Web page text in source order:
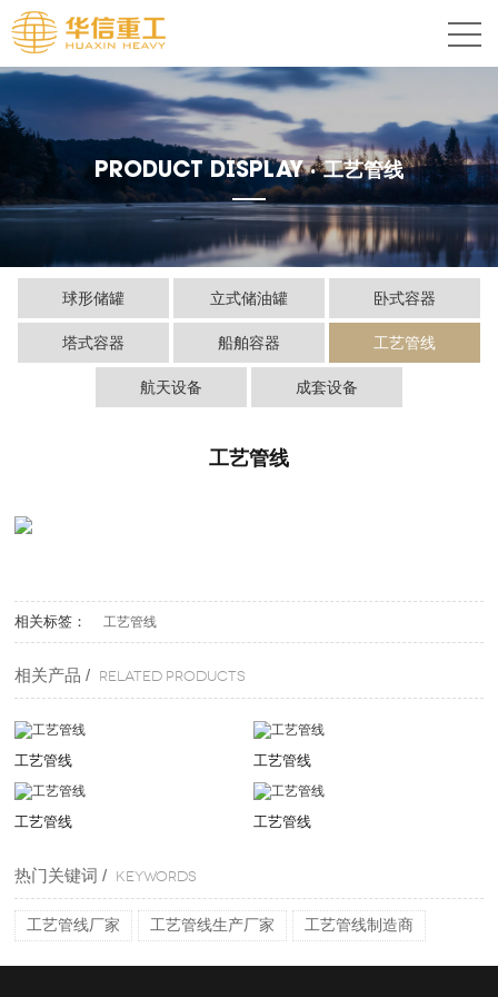
PRODUCT DISPLAY ·工艺管线
球形储罐 立式储油罐 卧式容器
塔式容器 船舶容器 工艺管线
航天设备 成套设备
工艺管线
相关标签： 工艺管线
相关产品 / Related products
工艺管线 工艺管线
工艺管线 工艺管线
热门关键词 / KEYWORDS
工艺管线厂家 工艺管线生产厂家 工艺管线制造商